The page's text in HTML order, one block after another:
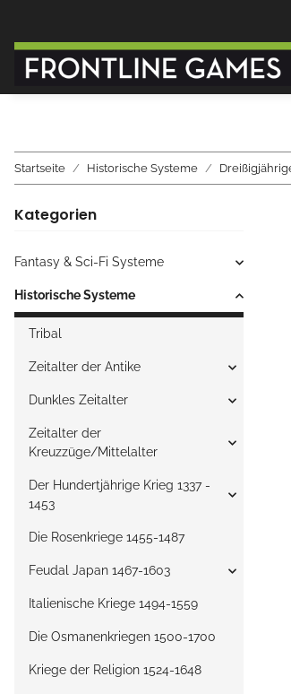
Startseite Historische Systeme
Kategorien
Fantasy & Sci-Fi Systeme
Historische Systeme
Tribal
Zeitalter der Antike
Dunkles Zeitalter
Zeitalter der
Kreuzzüge/Mittelalter
Der Hundertjährige Krieg 1337 -
1453
Die Rosenkriege 1455-1487
Feudal Japan 1467-1603
Italienische Kriege 1494-1559
Die Osmanenkriegen 1500-1700
Kriege der Religion 1524-1648